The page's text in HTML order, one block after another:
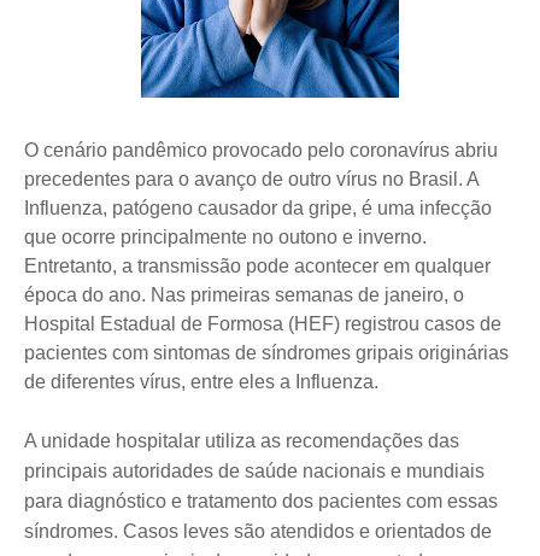
O cenário pandêmico provocado pelo coronavírus abriu
precedentes para o avanço de outro vírus no Brasil. A
Influenza, patógeno causador da gripe, é uma infecção
que ocorre principalmente no outono e inverno.
Entretanto, a transmissão pode acontecer em qualquer
época do ano. Nas primeiras semanas de janeiro, o
Hospital Estadual de Formosa (HEF) registrou casos de
pacientes com sintomas de síndromes gripais originárias
de diferentes vírus, entre eles a Influenza.
A unidade hospitalar utiliza as recomendações das
principais autoridades de saúde nacionais e mundiais
para diagnóstico e tratamento dos pacientes com essas
síndromes. Casos leves são atendidos e orientados de